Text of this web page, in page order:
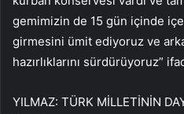
gemimizin de 15 gün içinde
girmesini ümit ediyoruz ve
hazırlıklarını sürdürüyoruz”
YILMAZ: TÜRK MİLLETİNİN